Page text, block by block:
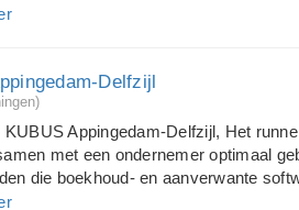
zekerheid dat alles goed wordt
van WHG Administratie & Advies
met name de informele
contact en het te allen tijde kunnen
tegen over staat zeer
Delfzijl
KUBUS Appingedam-Delfzijl, Het
met een ondernemer optimaal
die boekhoud- en aanverwante
Administratie